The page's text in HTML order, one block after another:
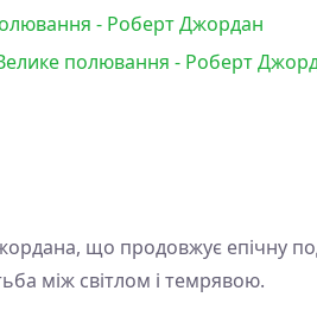
- Роберт Джордан
полювання - Роберт
що продовжує епічну
між світлом і темрявою.